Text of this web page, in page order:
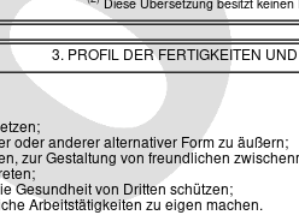
Diese Übersetzung besitzt keinen
3. PROFIL DER FERTIGKEITEN
oder anderer alternativer Form zu äußern;
zur Gestaltung von freundlichen
Gesundheit von Dritten schützen;
Arbeitstätigkeiten zu eigen machen.